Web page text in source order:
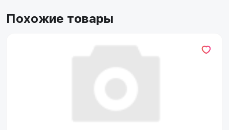
Похожие товары